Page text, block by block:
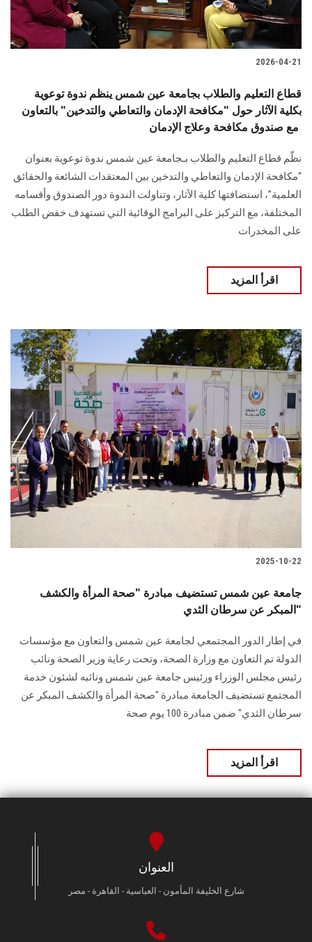
الدراسات العليا
الموظفون
سجل الان
2026-04-21
قطاع التعليم والطلاب بجامعة عين شمس ينظم ندوة توعوية
بكلية الآثار حول "مكافحة الإدمان والتعاطي والتدخين" بالتعاون
نظّم قطاع التعليم والطلاب بـجامعة عين شمس ندوة توعوية بعنوان
“مكافحة الإدمان والتعاطي والتدخين بين المعتقدات الشائعة والحقائق
العلمية”، استضافتها كلية الآثار، وتناولت الندوة دور الصندوق وأقسامه
المختلفة، مع التركيز على البرامج الوقائية التي تستهدف خفض الطلب
على المخدرات
اقرأ المزيد
2025-10-22
جامعة عين شمس تستضيف مبادرة "صحة المرأة والكشف
المبكر عن سرطان الثدي"
في إطار الدور المجتمعي لجامعة عين شمس والتعاون مع مؤسسات
الدولة تم التعاون مع وزارة الصحة، وتحت رعاية وزير الصحة ونائب
رئيس مجلس الوزراء ورئيس جامعة عين شمس ونائبه لشئون خدمة
المجتمع تستضيف الجامعة مبادرة "صحة المرأة والكشف المبكر عن
سرطان الثدي" ضمن مبادرة 100 يوم صحة
اقرأ المزيد
العنوان
شارع الخليفة المأمون - العباسية - القاهرة - مصر